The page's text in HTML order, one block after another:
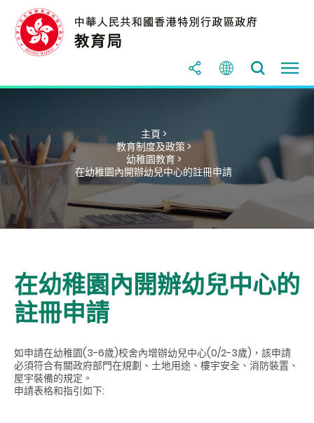
主頁 >
教育制度及政策 >
幼稚園教育 >
在幼稚園內開辦幼兒中心的註冊申請
在幼稚園內開辦幼兒中心的
註冊申請
如申請在幼稚園(3-6歲)校舍內增辦幼兒中心(0/2-3歲)，該申請
必須符合有關政府部門在規劃、土地用途、樓宇安全、消防裝置、
屋宇裝備的規定。
申請表格和指引如下: